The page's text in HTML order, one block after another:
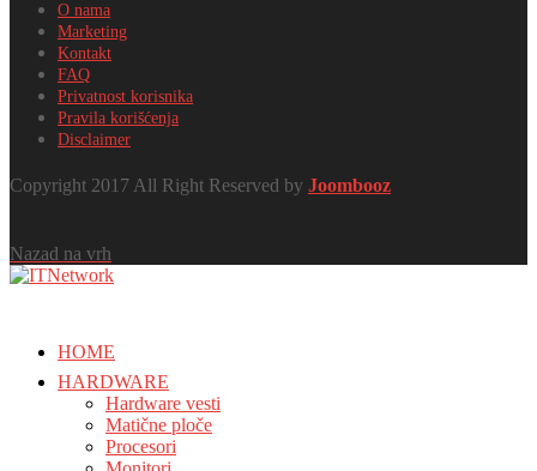
O nama
Marketing
Kontakt
FAQ
Privatnost korisnika
Pravila korišćenja
Disclaimer
Copyright 2017 All Right Reserved by Joombooz
Nazad na vrh
HOME
HARDWARE
Hardware vesti
Matične ploče
Procesori